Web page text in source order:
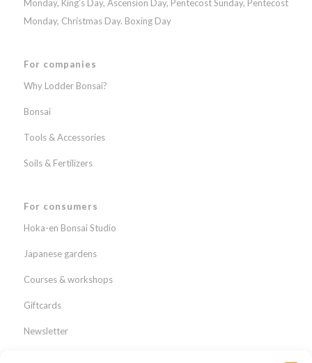
Monday, King’s Day, Ascension Day, Pentecost Sunday, Pentecost
Monday, Christmas Day. Boxing Day
For companies
Why Lodder Bonsai?
Bonsai
Tools & Accessories
Soils & Fertilizers
For consumers
Hoka-en Bonsai Studio
Japanese gardens
Courses & workshops
Giftcards
Newsletter